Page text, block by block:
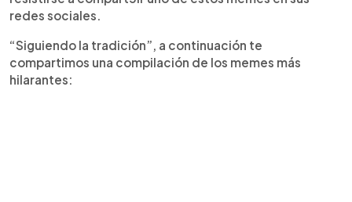
redes sociales.
“Siguiendo la tradición”, a continuación te
compartimos una compilación de los memes más
hilarantes: